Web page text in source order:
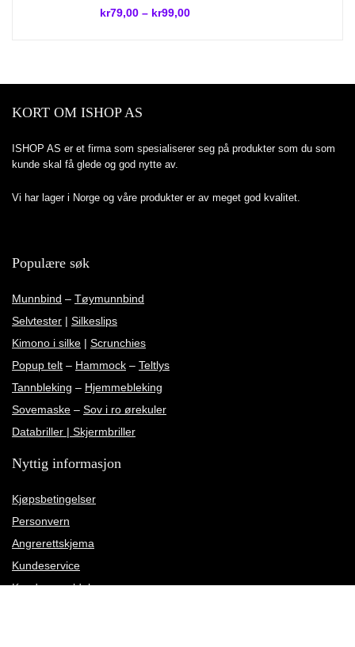
kr79,00 – kr99,00
KORT OM ISHOP AS
ISHOP AS er et firma som spesialiserer seg på produkter som du som
kunde skal få glede og god nytte av.
Vi har lager i Norge og våre produkter er av meget god kvalitet.
Populære søk
Munnbind – Tøymunnbind
Selvtester | Silkeslips
Kimono i silke | Scrunchies
Popup telt – Hammock – Teltlys
Tannbleking – Hjemmebleking
Sovemaske – Sov i ro ørekuler
Databriller | Skjermbriller
Nyttig informasjon
Kjøpsbetingelser
Personvern
Angrerettskjema
Kundeservice
Kundeanmeldelser